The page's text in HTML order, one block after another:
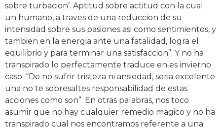
sobre turbacion’. Aptitud sobre actitud con la cual
un humano, a traves de una reduccion de su
intensidad sobre sus pasiones asi como sentimientos, y
tambien en la energia ante una fatalidad, logra el
equilibrio y para terminar una satisfaccion”. Y no ha
transpirado lo perfectamente traduce en es invierno
caso: “De no sufrir tristeza ni ansiedad, seria excelente
una no te sobresaltes responsabilidad de estas
acciones como son”. En otras palabras, nos toco
asumir que no hay cualquier remedio magico y no ha
transpirado cual nos encontramos referente a una